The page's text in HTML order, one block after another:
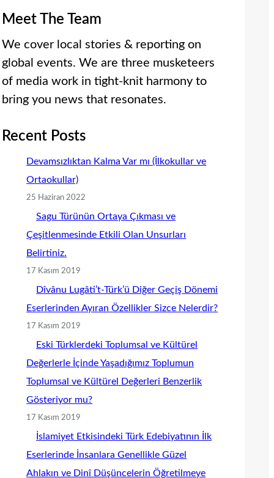
Meet The Team
We cover local stories & reporting on
global events. We are three musketeers
of media work in tight-knit harmony to
bring you news that resonates.
Recent Posts
Devamsızlıktan Kalma Var mı (İlkokullar ve
Ortaokullar)
25 Haziran 2022
Sagu Türünün Ortaya Çıkması ve
Çeşitlenmesinde Etkili Olan Unsurları
Belirtiniz.
17 Kasım 2019
Dîvânu Lugâti’t-Türk’ü Diğer Geçiş Dönemi
Eserlerinden Ayıran Özellikler Sizce Nelerdir?
17 Kasım 2019
Eski Türklerdeki Toplumsal ve Kültürel
Değerlerle İçinde Yaşadığımız Toplumun
Toplumsal ve Kültürel Değerleri Benzerlik
Gösteriyor mu?
17 Kasım 2019
İslamiyet Etkisindeki Türk Edebiyatının İlk
Eserlerinde İnsanlara Genellikle Güzel
Ahlakın ve Dinî Düşüncelerin Öğretilmeye